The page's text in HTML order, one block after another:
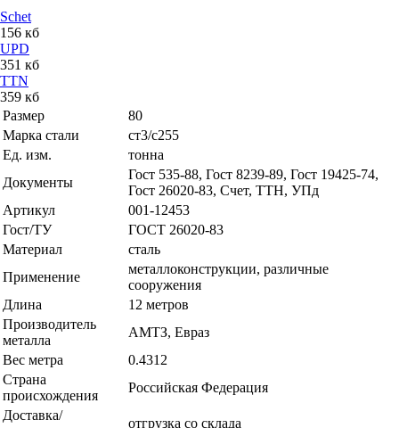
Schet
156 кб
UPD
351 кб
TTN
359 кб
Размер
80
Марка стали
ст3/с255
Ед. изм.
тонна
Документы
Гост 535-88, Гост 8239-89, Гост 19425-74,
Гост 26020-83, Счет, ТТН, УПд
Артикул
001-12453
Гост/ТУ
ГОСТ 26020-83
Материал
сталь
Применение
металлоконструкции, различные
сооружения
Длина
12 метров
Производитель
металла
АМТЗ, Евраз
Вес метра
0.4312
Страна
происхождения
Российская Федерация
Доставка/
отгрузка со склада